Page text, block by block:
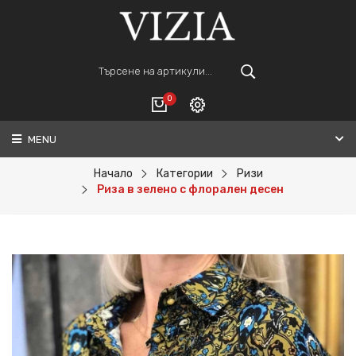
0
ВАШАТА КОЛИЧКА Е ПРАЗНА.
ПОРЪЧАЙ
Регистрация
MENU
Начало Категории
Ризи
Риза в зелено с флорален десен